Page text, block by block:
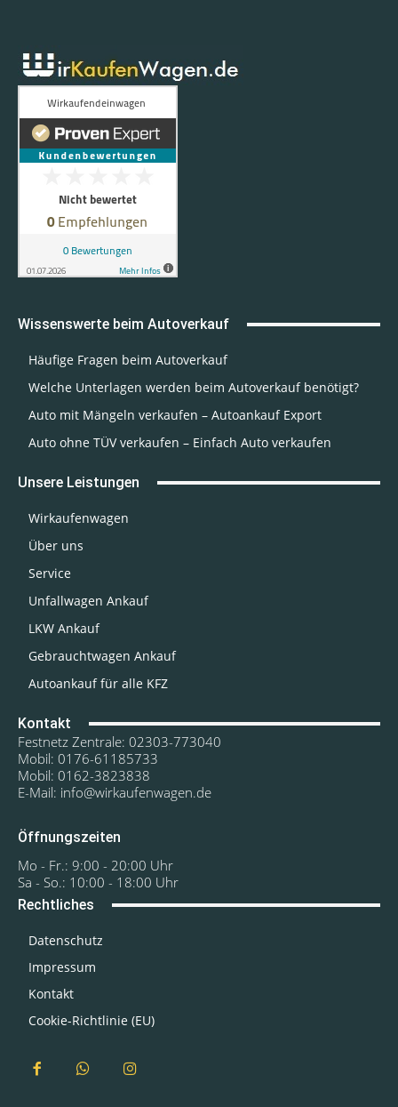
Wissenswerte beim Autoverkauf
Häufige Fragen beim Autoverkauf
Welche Unterlagen werden beim Autoverkauf benötigt?
Auto mit Mängeln verkaufen – Autoankauf Export
Auto ohne TÜV verkaufen – Einfach Auto verkaufen
Unsere Leistungen
Wirkaufenwagen
Über uns
Service
Unfallwagen Ankauf
LKW Ankauf
Gebrauchtwagen Ankauf
Autoankauf für alle KFZ
Kontakt
Festnetz Zentrale: 02303-773040
Mobil: 0176-61185733
Mobil: 0162-3823838
E-Mail: info@wirkaufenwagen.de
Öffnungszeiten
Mo - Fr.: 9:00 - 20:00 Uhr
Sa - So.: 10:00 - 18:00 Uhr
Rechtliches
Datenschutz
Impressum
Kontakt
Cookie-Richtlinie (EU)